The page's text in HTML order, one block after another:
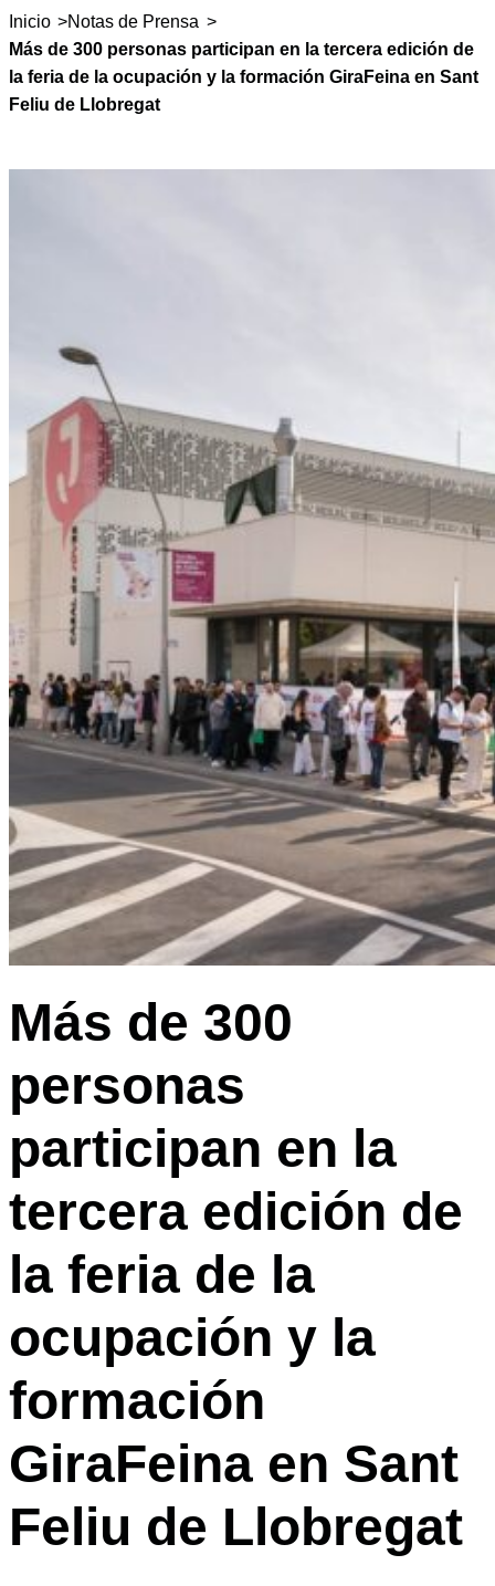
Inicio >Notas de Prensa >
Más de 300 personas participan en la tercera edición de
la feria de la ocupación y la formación GiraFeina en Sant
Feliu de Llobregat
Más de 300
personas
participan en la
tercera edición de
la feria de la
ocupación y la
formación
GiraFeina en Sant
Feliu de Llobregat